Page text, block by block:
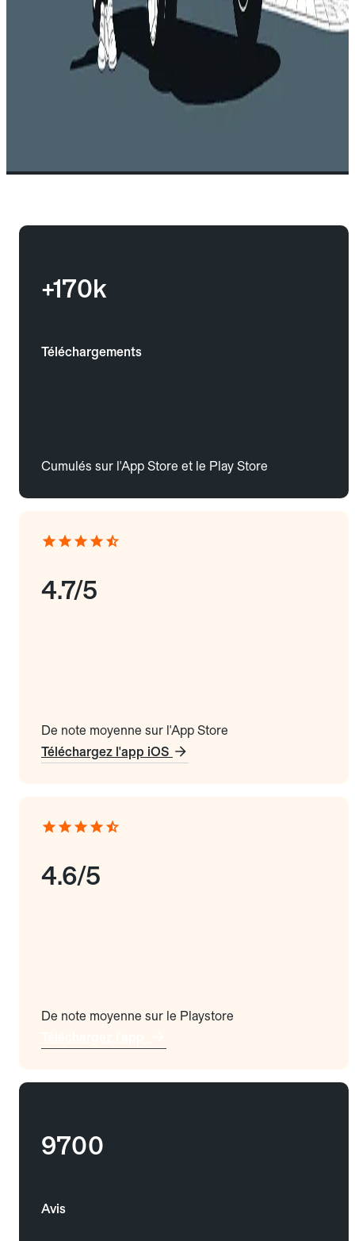
+170k
Téléchargements
Cumulés sur l'App Store et le Play Store
4.7/5
De note moyenne sur l'App Store
Téléchargez l'app iOS
4.6/5
De note moyenne sur le Playstore
9700
Avis